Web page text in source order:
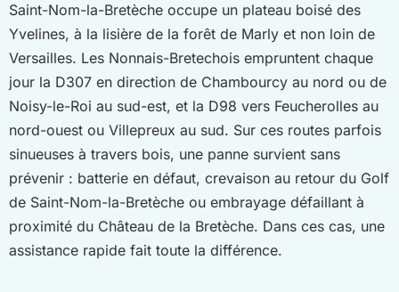
Saint-Nom-la-Bretèche occupe un plateau boisé des
Yvelines, à la lisière de la forêt de Marly et non loin de
Versailles. Les Nonnais-Bretechois empruntent chaque
jour la D307 en direction de Chambourcy au nord ou de
Noisy-le-Roi au sud-est, et la D98 vers Feucherolles au
nord-ouest ou Villepreux au sud. Sur ces routes parfois
sinueuses à travers bois, une panne survient sans
prévenir : batterie en défaut, crevaison au retour du Golf
de Saint-Nom-la-Bretèche ou embrayage défaillant à
proximité du Château de la Bretèche. Dans ces cas, une
assistance rapide fait toute la différence.